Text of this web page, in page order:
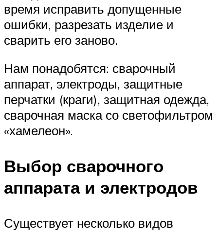
время исправить допущенные
ошибки, разрезать изделие и
сварить его заново.
Нам понадобятся: сварочный
аппарат, электроды, защитные
перчатки (краги), защитная одежда,
сварочная маска со светофильтром
«хамелеон».
Выбор сварочного
аппарата и электродов
Существует несколько видов